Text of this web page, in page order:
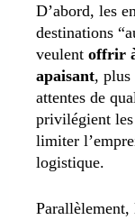
D’abord, les
destinations
veulent offrir
apaisant, plus
attentes de
privilégient
limiter
logistique.
Parallèlement,